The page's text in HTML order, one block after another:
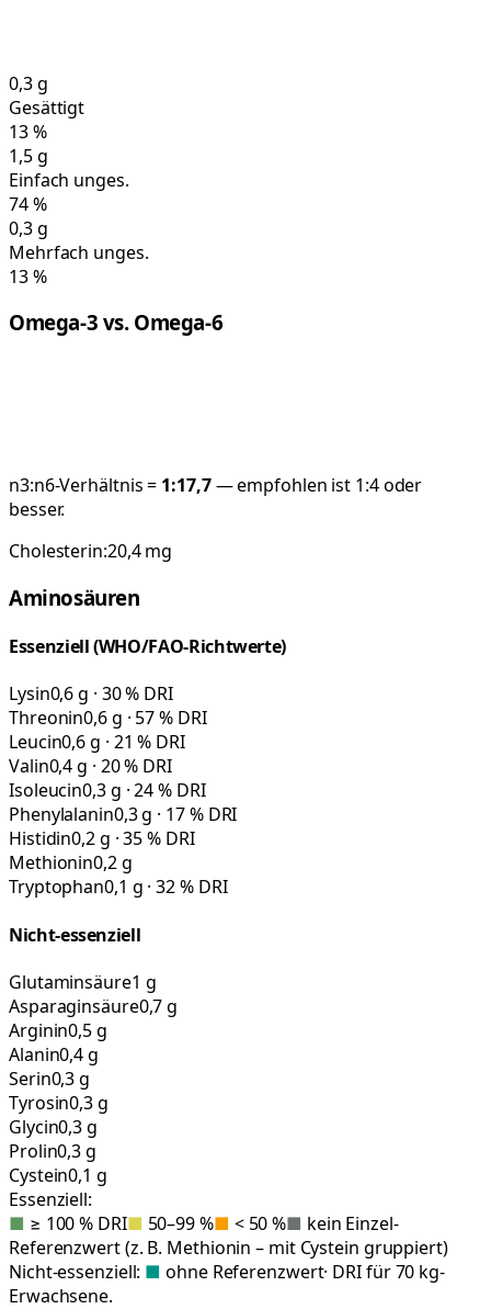
0,3g
Gesättigt
13%
1,5g
Einfach unges.
74%
0,3g
Mehrfach unges.
13%
Omega-3 vs. Omega-6
n3:n6-Verhältnis = 1:17,7— empfohlen ist 1:4 oder
besser.
Cholesterin:20,4mg
Aminosäuren
Essenziell (WHO/FAO-Richtwerte)
Lysin0,6 g · 30 % DRI
Threonin0,6 g · 57 % DRI
Leucin0,6 g · 21 % DRI
Valin0,4 g · 20 % DRI
Isoleucin0,3 g · 24 % DRI
Phenylalanin0,3 g · 17 % DRI
Histidin0,2 g · 35 % DRI
Methionin0,2 g
Tryptophan0,1 g · 32 % DRI
Nicht-essenziell
Glutaminsäure1 g
Asparaginsäure0,7 g
Arginin0,5 g
Alanin0,4 g
Serin0,3 g
Tyrosin0,3 g
Glycin0,3 g
Prolin0,3 g
Cystein0,1 g
Essenziell:
■ ≥ 100 % DRI■ 50–99 %■ < 50 %■ kein Einzel-
Referenzwert (z. B. Methionin – mit Cystein gruppiert)
Nicht-essenziell: ■ ohne Referenzwert· DRI für 70 kg-
Erwachsene.